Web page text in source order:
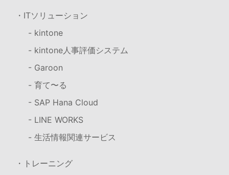
・ITソリューション
- kintone
- kintone人事評価システム
- Garoon
- 育て〜る
- SAP Hana Cloud
- LINE WORKS
- 生活情報関連サービス
・トレーニング